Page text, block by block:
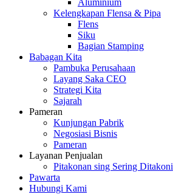
Kelengkapan Flensa & Pipa
Flens
Siku
Bagian Stamping
Babagan Kita
Pambuka Perusahaan
Layang Saka CEO
Strategi Kita
Sajarah
Pameran
Kunjungan Pabrik
Negosiasi Bisnis
Pameran
Layanan Penjualan
Pitakonan sing Sering Ditakoni
Pawarta
Hubungi Kami